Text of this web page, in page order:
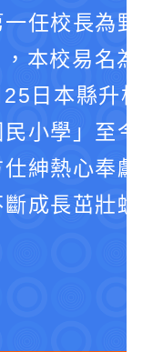
任校長為野
本校易名為
日本縣升格
小學」至今
紳熱心奉獻
成長茁壯蛻